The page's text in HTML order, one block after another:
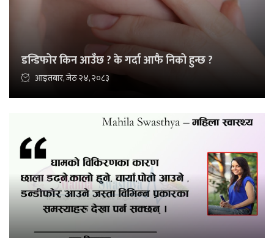
डन्डिफोर किन आउँछ ? के गर्दा आफै निको हुन्छ ?
आइतबार, जेठ २४, २०८३